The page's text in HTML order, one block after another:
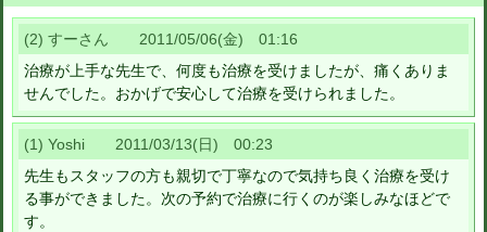
(2) すーさん 2011/05/06(金) 01:16
治療が上手な先生で、何度も治療を受けましたが、痛くありま
せんでした。おかげで安心して治療を受けられました。
(1) Yoshi 2011/03/13(日) 00:23
先生もスタッフの方も親切で丁寧なので気持ち良く治療を受け
る事ができました。次の予約で治療に行くのが楽しみなほどで
す。